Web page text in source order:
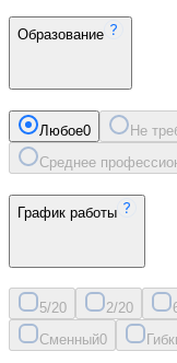
Образование
Любое0 Не
Среднее
График работы
5/20 2/20
Сменный0